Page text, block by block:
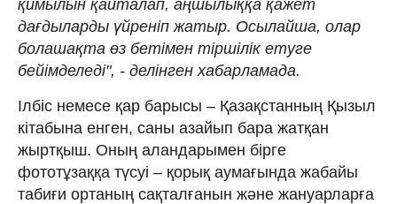
қимылын қайталап, аңшылыққа қажет
дағдыларды үйреніп жатыр. Осылайша, олар
болашақта өз бетімен тіршілік етуге
бейімделеді", - делінген хабарламада.
Ілбіс немесе қар барысы – Қазақстанның Қызыл
кітабына енген, саны азайып бара жатқан
жыртқыш. Оның аландарымен бірге
фототұзаққа түсуі – қорық аумағында жабайы
табиғи ортаның сақталғанын және жануарларға